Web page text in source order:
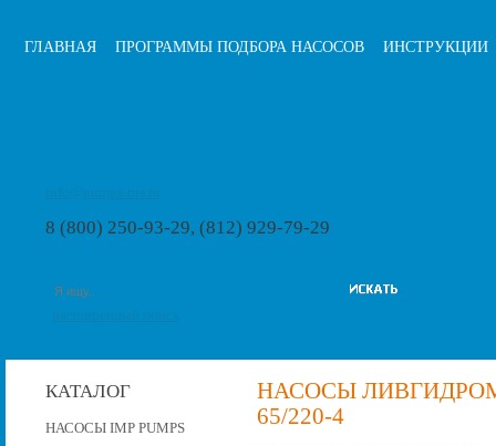
ГЛАВНАЯ ПРОГРАММЫ ПОДБОРА НАСОСОВ ИНСТРУКЦИИ
8 (800) 250-93-29, (812) 929-79-29
КАТАЛОГ
НАСОСЫ IMP PUMPS
НАСОСЫ
65/220-4